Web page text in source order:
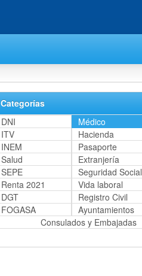
Categorías
DNI
Médico
ITV
Hacienda
INEM
Pasaporte
Salud
Extranjería
SEPE
Seguridad Social
Renta 2021
Vida laboral
DGT
Registro Civil
FOGASA
Ayuntamientos
Consulados y Embajadas